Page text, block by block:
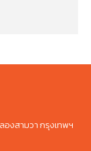
งสามวา กรุงเทพฯ